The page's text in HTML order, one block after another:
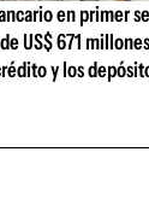
en primer
US$ 671
y los